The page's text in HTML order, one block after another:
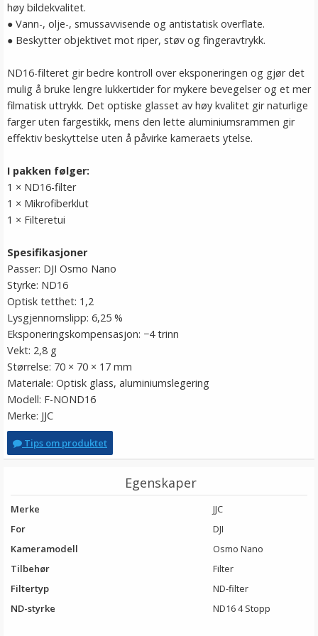
høy bildekvalitet.
● Vann-, olje-, smussavvisende og antistatisk overflate.
● Beskytter objektivet mot riper, støv og fingeravtrykk.
ND16-filteret gir bedre kontroll over eksponeringen og gjør det
mulig å bruke lengre lukkertider for mykere bevegelser og et mer
filmatisk uttrykk. Det optiske glasset av høy kvalitet gir naturlige
farger uten fargestikk, mens den lette aluminiumsrammen gir
effektiv beskyttelse uten å påvirke kameraets ytelse.
I pakken følger:
1 × ND16-filter
1 × Mikrofiberklut
1 × Filteretui
Spesifikasjoner
Passer: DJI Osmo Nano
Styrke: ND16
Optisk tetthet: 1,2
Lysgjennomslipp: 6,25 %
Eksponeringskompensasjon: −4 trinn
Vekt: 2,8 g
Størrelse: 70 × 70 × 17 mm
Materiale: Optisk glass, aluminiumslegering
Modell: F-NOND16
Merke: JJC
Tips om produktet
Egenskaper
Merke
JJC
For
DJI
Kameramodell
Osmo Nano
Tilbehør
Filter
Filtertyp
ND-filter
ND-styrke
ND16 4 Stopp